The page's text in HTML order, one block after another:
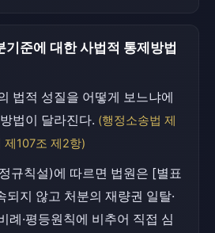
준에 대한 사법적 통제방법
법적 성질을 어떻게 보느냐에
법이 달라진다. (행정소송법 제
제107조 제2항)
규칙설)에 따르면 법원은 [별표
되지 않고 처분의 재량권 일탈·
례·평등원칙에 비추어 직접 심